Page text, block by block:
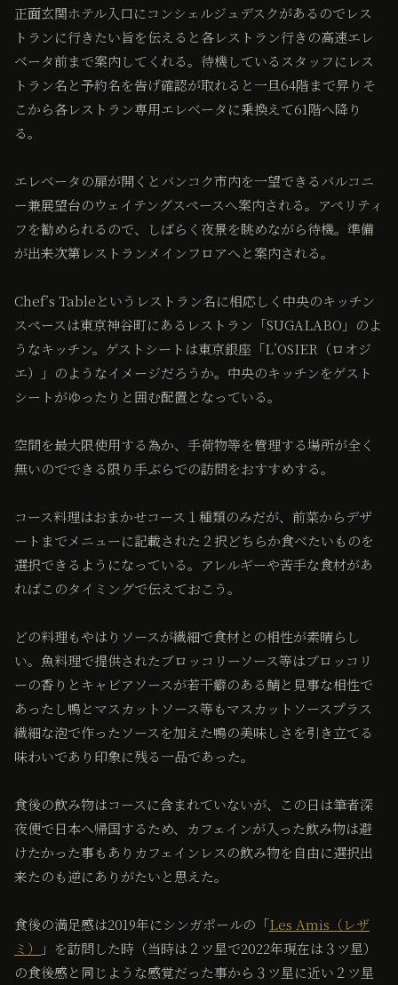
正面玄関ホテル入口にコンシェルジュデスクがあるのでレス
トランに行きたい旨を伝えると各レストラン行きの高速エレ
ベータ前まで案内してくれる。待機しているスタッフにレス
トラン名と予約名を告げ確認が取れると一旦64階まで昇りそ
こから各レストラン専用エレベータに乗換えて61階へ降り
る。
エレベータの扉が開くとバンコク市内を一望できるバルコニ
ー兼展望台のウェイテングスペースへ案内される。アペリティ
フを勧められるので、しばらく夜景を眺めながら待機。準備
が出来次第レストランメインフロアへと案内される。
Chef’s Tableというレストラン名に相応しく中央のキッチン
スペースは東京神谷町にあるレストラン「SUGALABO」のよ
うなキッチン。ゲストシートは東京銀座「L’OSIER（ロオジ
エ）」のようなイメージだろうか。中央のキッチンをゲスト
シートがゆったりと囲む配置となっている。
空間を最大限使用する為か、手荷物等を管理する場所が全く
無いのでできる限り手ぶらでの訪問をおすすめする。
コース料理はおまかせコース１種類のみだが、前菜からデザ
ートまでメニューに記載された２択どちらか食べたいものを
選択できるようになっている。アレルギーや苦手な食材があ
ればこのタイミングで伝えておこう。
どの料理もやはりソースが繊細で食材との相性が素晴らし
い。魚料理で提供されたブロッコリーソース等はブロッコリ
ーの香りとキャビアソースが若干癖のある鯖と見事な相性で
あったし鴨とマスカットソース等もマスカットソースプラス
繊細な泡で作ったソースを加えた鴨の美味しさを引き立てる
味わいであり印象に残る一品であった。
食後の飲み物はコースに含まれていないが、この日は筆者深
夜便で日本へ帰国するため、カフェインが入った飲み物は避
けたかった事もありカフェインレスの飲み物を自由に選択出
来たのも逆にありがたいと思えた。
食後の満足感は2019年にシンガポールの「Les Amis（レザ
ミ）
」を訪問した時（当時は２ツ星で2022年現在は３ツ星）
の食後感と同じような感覚だった事から３ツ星に近い２ツ星